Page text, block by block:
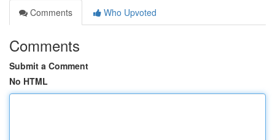
Comments
Who Upvoted
Comments
Submit a Comment
No HTML